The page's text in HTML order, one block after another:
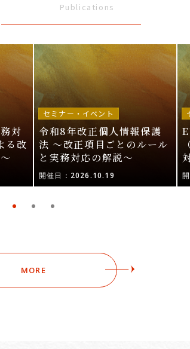
Publications
対
る改
セミナー・イベント
令和8年改正個人情報保護
法 〜改正項目ごとのルール
と実務対応の解説〜
開催日：2026.10.19
MORE